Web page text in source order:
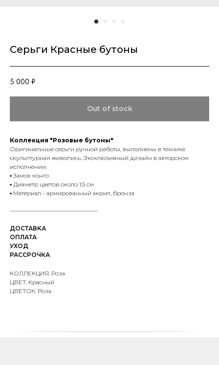
Серьги Красные бутоны
5 000 ₽
Out of stock
Коллекция "Розовые бутоны"
Оригинальные серьги ручной работы, выполнены в технике
скульптурная живопись. Эксклюзивный дизайн в авторском
исполнении.
▪️ Замок конго
▪️ Диаметр цветов около 1,5 см
▪️ Материал - армированный акрил, бронза
———————————————
ДОСТАВКА
ОПЛАТА
УХОД
РАССРОЧКА
КОЛЛЕКЦИЯ: Роза
ЦВЕТ: Красный
ЦВЕТОК: Роза